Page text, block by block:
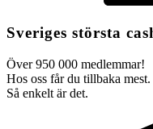
Sveriges största
Över 950 000 medlemmar!
Hos oss får du tillbaka mest.
Så enkelt är det.